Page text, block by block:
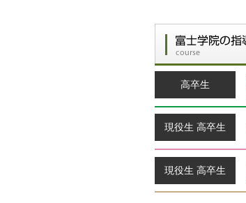
高卒生
現役生 高卒生
現役生 高卒生